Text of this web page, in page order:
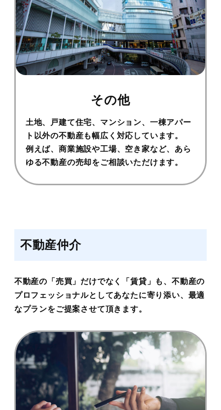
その他
土地、戸建て住宅、マンション、一棟アパー
ト以外の不動産も幅広く対応しています。
例えば、商業施設や工場、空き家など、あら
ゆる不動産の売却をご相談いただけます。
不動産仲介
不動産の「売買」だけでなく「賃貸」も、不動産の
プロフェッショナルとしてあなたに寄り添い、最適
なプランをご提案させて頂きます。